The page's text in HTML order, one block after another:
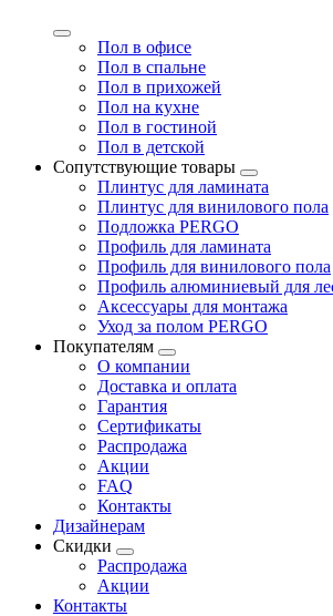
Пол в офисе
Пол в спальне
Пол в прихожей
Пол на кухне
Пол в гостиной
Пол в детской
Сопутствующие товары
Плинтус для ламината
Плинтус для винилового пола
Подложка PERGO
Профиль для ламината
Профиль для винилового пола
Профиль алюминиевый для
Аксессуары для монтажа
Уход за полом PERGO
Покупателям
О компании
Доставка и оплата
Гарантия
Сертификаты
Распродажа
Акции
FAQ
Контакты
Дизайнерам
Скидки
Распродажа
Акции
Контакты